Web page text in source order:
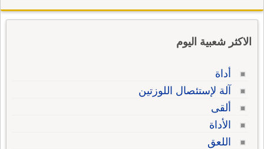
الاكثر شعبية اليوم
أداة
آلة لإستئصال اللوزتين
ألقى
الأداة
اللعق